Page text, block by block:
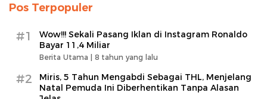
Pos Terpopuler
#1
Wow!!! Sekali Pasang Iklan di Instagram Ronaldo
Bayar 11,4 Miliar
Berita Utama | 8 tahun yang lalu
#2
Miris, 5 Tahun Mengabdi Sebagai THL, Menjelang
Natal Pemuda Ini Diberhentikan Tanpa Alasan